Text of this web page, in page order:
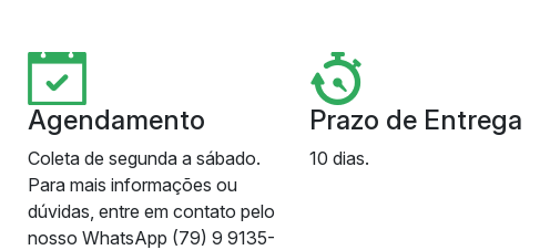
Agendamento
Coleta de segunda a sábado.
Para mais informações ou
dúvidas, entre em contato pelo
nosso WhatsApp (79) 9 9135-
Prazo de Entrega
10 dias.